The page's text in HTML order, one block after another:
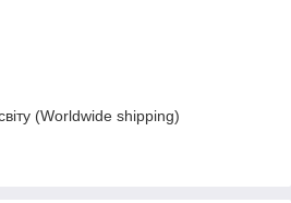
(Worldwide shipping)